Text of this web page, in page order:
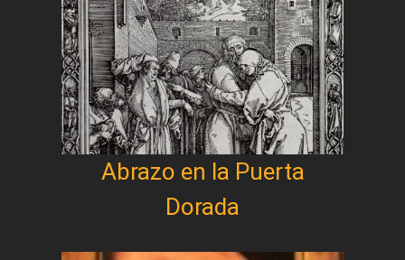
Abrazo en la Puerta
Dorada